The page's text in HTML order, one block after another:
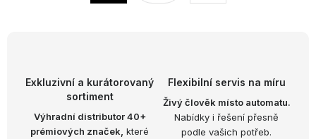
Exkluzivní a kurátorovaný
sortiment
Výhradní distributor 40+
prémiových značek, které
Flexibilní servis na míru
Živý člověk místo automatu.
Nabídky i řešení přesně
podle vašich potřeb.